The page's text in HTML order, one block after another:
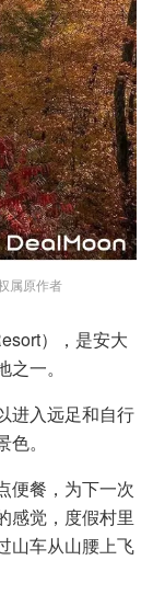
属原作者
），是安大
一。
进入远足和自行
。
便餐，为下一次
感觉，度假村里
山车从山腰上飞